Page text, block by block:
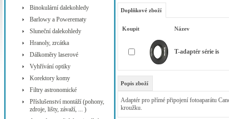
Binokulární dalekohledy
Barlowy a Powerematy
Sluneční dalekohledy
Hranoly, zrcátka
Dálkoměry laserové
Vyhřívání optiky
Korektory komy
Filtry astronomické
Příslušenství montáží (pohony,
zdroje, lišty, závaží, ... )
Doplňkové zboží
Koupit Název
T-adaptér série is
Popis zboží
Adaptér pro přímé připojení fotoaparátu
kroužku.